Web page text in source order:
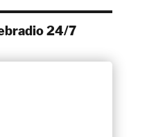
24/7